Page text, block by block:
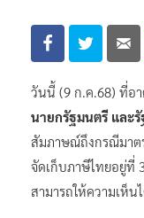
วันนี้ (9 ก.ค.68) ที่อา
นายกรัฐมนตรี และ
สัมภาษณ์ถึงกรณีมาต
จัดเก็บภาษีไทยอยู่ที่
สามารถให้ความเห็น